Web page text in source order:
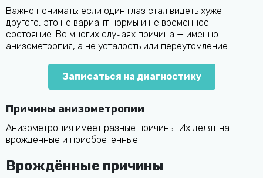
Важно понимать: если один глаз стал видеть хуже
другого, это не вариант нормы и не временное
состояние. Во многих случаях причина — именно
анизометропия, а не усталость или переутомление.
Записаться на диагностику
Причины анизометропии
Анизометропия имеет разные причины. Их делят на
врождённые и приобретённые.
Врождённые причины